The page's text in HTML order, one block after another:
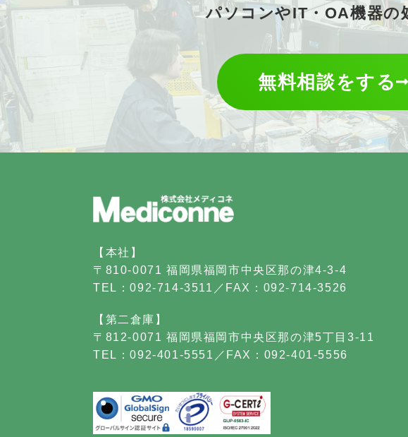
パソコンやIT・OA機器の
無料相談をする
【本社】
〒810-0071 福岡県福岡市中央区那の津4-3-4
TEL：092-714-3511／FAX：092-714-3526
【第二倉庫】
〒812-0071 福岡県福岡市中央区那の津5丁目3-11
TEL：092-401-5551／FAX：092-401-5556